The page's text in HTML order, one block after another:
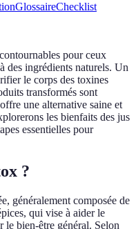
GlossaireChecklist
pour ceux
des ingrédients naturels. Un
le corps des toxines
transformés sont
une alternative saine et
les bienfaits des jus
essentielles pour
?
généralement composée de
qui vise à aider le
le bien-être général. Selon